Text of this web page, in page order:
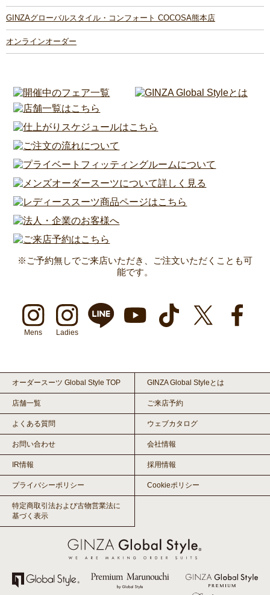
GINZAグローバルスタイル・コンフォート COCOSA熊本店
オンラインオーダー
※ご予約無しでご来店いただき、ご注文いただくことも可
能です。
Mens Ladies
オーダースーツ Global Style TOP GINZA Global Styleとは
店舗一覧 ご来店予約
よくある質問 ウェブカタログ
お問い合わせ 会社情報
IR情報 採用情報
プライバシーポリシー Cookieポリシー
特定商取引法および古物営業法に
基づく表示